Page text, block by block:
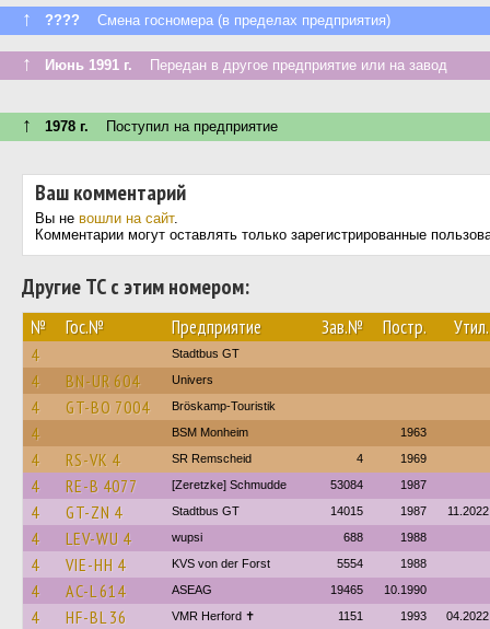
↑ ???? Смена госномера (в пределах предприятия)
↑ Июнь 1991 г. Передан в другое предприятие или на завод
↑ 1978 г. Поступил на предприятие
Ваш комментарий
Вы не вошли на сайт.
Комментарии могут оставлять только зарегистрированные
Другие ТС с этим номером:
№ Гос.№ Предприятие Зав.№ Постр. Утил.
4 Stadtbus GT
4 BN-UR 604 Univers
4 GT-BO 7004 Bröskamp-Touristik
4 BSM Monheim 1963
4 RS-VK 4 SR Remscheid 4 1969
4 RE-B 4077 [Zeretzke] Schmudde 53084 1987
4 GT-ZN 4 Stadtbus GT 14015 1987 11.2022
4 LEV-WU 4 wupsi 688 1988
4 VIE-HH 4 KVS von der Forst 5554 1988
4 AC-L 614 ASEAG 19465 10.1990
4 HF-BL 36 VMR Herford ✝ 1151 1993 04.2022